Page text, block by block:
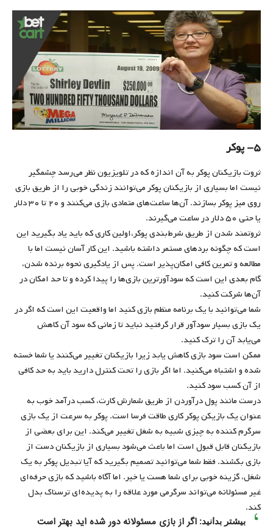
۵- پوکر
ثروت بازیکنان پوکر به آن اندازه که در تلویزیون نظر می‌رسد چشمگیر
نیست اما بسیاری از بازیکنان پوکر می‌توانند زندگی خوبی را از طریق بازی
روی میز پوکر بسازند. آن‌ها ساعت‌های متمادی بازی می‌کنند و ۲۰ تا ۳۰ دلار
یا حتی ۵۰ دلار در ساعت می‌گیرند.
ثروتمند شدن از طریق شرط‌بندی پوکر،اولین کاری که باید یاد بگیرید این
است که چگونه بردهای مستمر داشته باشید. این کار آسان نیست اما با
مطالعه و تمرین کافی امکان‌پذیر است. پس از یادگیری نحوه برنده شدن،
گام بعدی این است که سودآورترین بازی‌ها را پیدا کرده و تا حد امکان در
آن‌ها شرکت کنید.
شما می‌توانید با یک برنامه منظم بازی کنید اما واقعیت این است که اگر در
یک بازی بسیار سودآور قرار گرفتید نباید تا زمانی که سود آن کاهش
می‌یابد آن را ترک کنید.
ممکن است سود بازی کاهش یابد زیرا بازیکنان تغییر می‌کنند یا شما خسته
شده و اشتباه می‌کنید. اما اگر بازی را تحت کنترل دارید باید به حد کافی
از آن کسب سود کنید.
درست مانند پول درآوردن از طریق شمارش کارت، کسب درآمد خوب به
عنوان یک بازیکن پوکر کاری طاقت فرسا است. پوکر به سرعت از یک بازی
سرگرم کننده به چیزی شبیه به شغل تغییر می‌کند. این برای بعضی از
بازیکنان قابل قبول است اما باعث می‌شود بسیاری از بازیکنان دست از
بازی بکشند. فقط شما می‌توانید تصمیم بگیرید که آیا تبدیل پوکر به یک
شغل، گزینه خوبی برای شما هست یا خیر. اما آگاه باشید که بازی حرفه‌ای
غیر مسئولانه می‌تواند سرگرمی مورد علاقه را به پدیده‌ای ترسناک بدل
کند.
بیشتر بدانید:اگر از بازی مسئولانه دور شده اید بهتر است